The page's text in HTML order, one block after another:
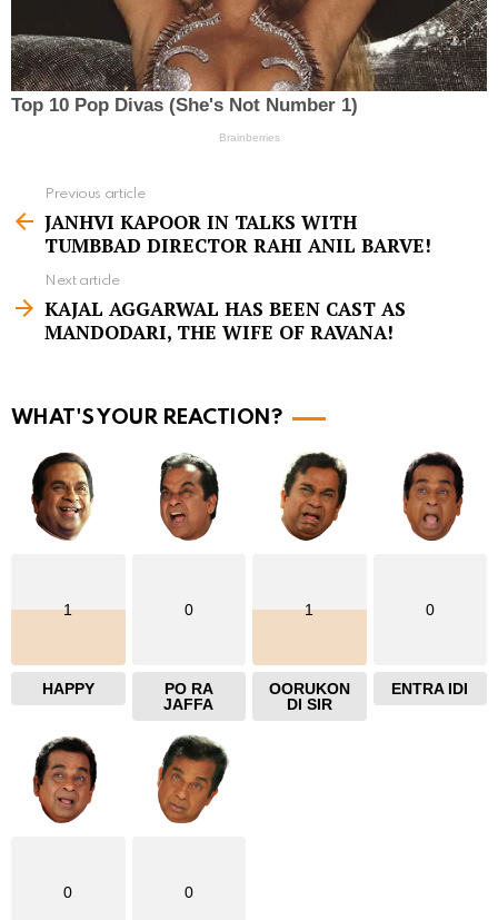
e
m
e
Previous article
JANHVI KAPOOR IN TALKS WITH
TUMBBAD DIRECTOR RAHI ANIL BARVE!
Next article
KAJAL AGGARWAL HAS BEEN CAST AS
MANDODARI, THE WIFE OF RAVANA!
WHAT'S YOUR REACTION?
1
HAPPY
0
PO RA
JAFFA
1
OORUKON
DI SIR
0
ENTRA IDI
0 0